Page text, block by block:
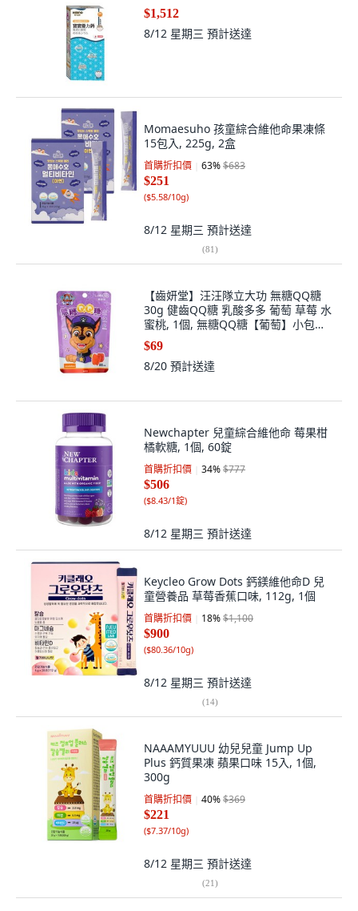
$1,512
8/12 星期三 預計送達
Momaesuho 孩童綜合維他命果凍條
15包入, 225g, 2盒
首購折扣價 63%$683
$251
($5.58/10g)
8/12 星期三 預計送達
(81)
【齒妍堂】汪汪隊立大功 無糖QQ糖
30g 健齒QQ糖 乳酸多多 葡萄 草莓 水
蜜桃, 1個, 無糖QQ糖【葡萄】小包裝
30g
$69
8/20 預計送達
Newchapter 兒童綜合維他命 莓果柑
橘軟糖, 1個, 60錠
首購折扣價 34%$777
$506
($8.43/1錠)
8/12 星期三 預計送達
Keycleo Grow Dots 鈣鎂維他命D 兒
童營養品 草莓香蕉口味, 112g, 1個
首購折扣價 18%$1,100
$900
($80.36/10g)
8/12 星期三 預計送達
(14)
NAAAMYUUU 幼兒兒童 Jump Up
Plus 鈣質果凍 蘋果口味 15入, 1個,
300g
首購折扣價 40%$369
$221
($7.37/10g)
8/12 星期三 預計送達
(21)